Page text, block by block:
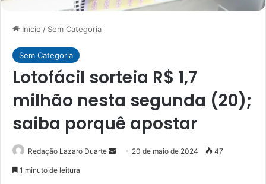
Início / Sem Categoria
Sem Categoria
Lotofácil sorteia R$ 1,7
milhão nesta segunda (20);
saiba porquê apostar
Redação Lazaro Duarte
Mande20 de maio de 2024 47
1 minuto de leitura